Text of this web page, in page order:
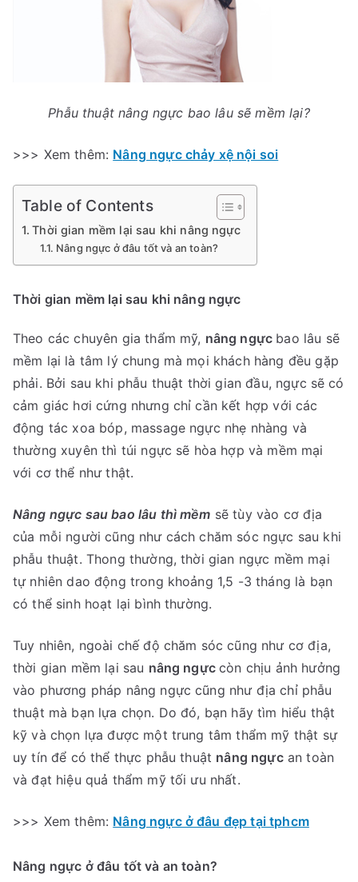
Phẫu thuật nâng ngực bao lâu sẽ mềm lại?
>>> Xem thêm: Nâng ngực chảy xệ nội soi
Table of Contents
Thời gian mềm lại sau khi nâng ngực
Nâng ngực ở đâu tốt và an toàn?
Thời gian mềm lại sau khi nâng ngực
Theo các chuyên gia thẩm mỹ, nâng ngực bao lâu sẽ
mềm lại là tâm lý chung mà mọi khách hàng đều gặp
phải. Bởi sau khi phẫu thuật thời gian đầu, ngực sẽ có
cảm giác hơi cứng nhưng chỉ cần kết hợp với các
động tác xoa bóp, massage ngực nhẹ nhàng và
thường xuyên thì túi ngực sẽ hòa hợp và mềm mại
với cơ thể như thật.
Nâng ngực sau bao lâu thì mềm sẽ tùy vào cơ địa
của mỗi người cũng như cách chăm sóc ngực sau khi
phẫu thuật. Thong thường, thời gian ngực mềm mại
tự nhiên dao động trong khoảng 1,5 -3 tháng là bạn
có thể sinh hoạt lại bình thường.
Tuy nhiên, ngoài chế độ chăm sóc cũng như cơ địa,
thời gian mềm lại sau nâng ngựccòn chịu ảnh hưởng
vào phương pháp nâng ngực cũng như địa chỉ phẫu
thuật mà bạn lựa chọn. Do đó, bạn hãy tìm hiểu thật
kỹ và chọn lựa được một trung tâm thẩm mỹ thật sự
uy tín để có thể thực phẫu thuật nâng ngựcan toàn
và đạt hiệu quả thẩm mỹ tối ưu nhất.
>>> Xem thêm: Nâng ngực ở đâu đẹp tại tphcm
Nâng ngực ở đâu tốt và an toàn?